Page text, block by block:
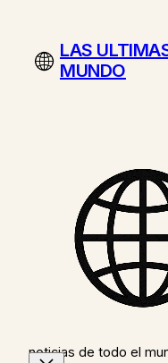
contenidoLAS
MUNDO
noticias de todo el